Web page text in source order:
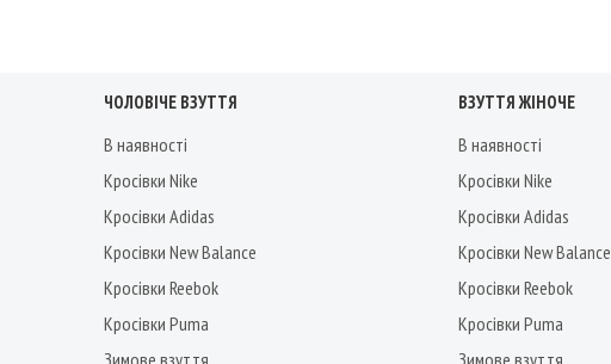
ЧОЛОВІЧЕ ВЗУТТЯ
В наявності
Кросівки Nike
Кросівки Adidas
Кросівки New Balance
Кросівки Reebok
Кросівки Puma
Зимове взуття
ВЗУТТЯ ЖІНОЧЕ
В наявності
Кросівки Nike
Кросівки Adidas
Кросівки New Balance
Кросівки Reebok
Кросівки Puma
Зимове взуття